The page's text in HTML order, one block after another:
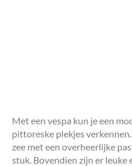
Met een vespa kun je een
pittoreske plekjes
zee met een overheerlijke
stuk. Bovendien zijn er leuke